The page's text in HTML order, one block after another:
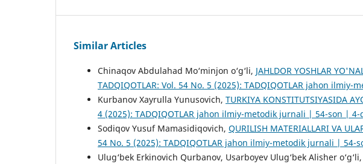
Similar Articles
Chinaqov Abdulahad Mo‘minjon o‘g‘li, JAHLDOR YOSHLAR
TADQIQOTLAR: Vol. 54 No. 5 (2025): TADQIQOTLAR jahon
Kurbanov Xayrulla Yunusovich, TURKIYA KONSTITUTSIYASIDA
4 (2025): TADQIQOTLAR jahon ilmiy-metodik jurnali | 54-son | 4-
Sodiqov Yusuf Mamasidiqovich, QURILISH MATERIALLARI VA
54 No. 5 (2025): TADQIQOTLAR jahon ilmiy-metodik jurnali | 54-
Ulug‘bek Erkinovich Qurbanov, Usarboyev Ulug‘bek Alisher o‘g‘li,